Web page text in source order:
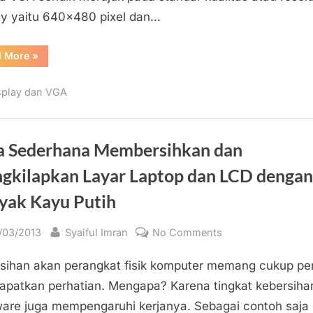
yaitu 640×480 pixel dan…
More“Berbagai
Cara
/
Layaknya
Baru”
»
dan VGA
Sederhana Membersihkan dan
Layar Laptop dan LCD dengan
Kayu Putih
2013 By
Syaiful Imran No Comments
Sederhana
Membersihkan
dan
akan perangkat fisik komputer memang cukup
perhatian. Mengapa? Karena tingkat
juga mempengaruhi kerjanya. Sebagai contoh saja